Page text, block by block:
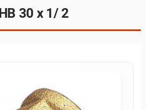
30 x 1/ 2